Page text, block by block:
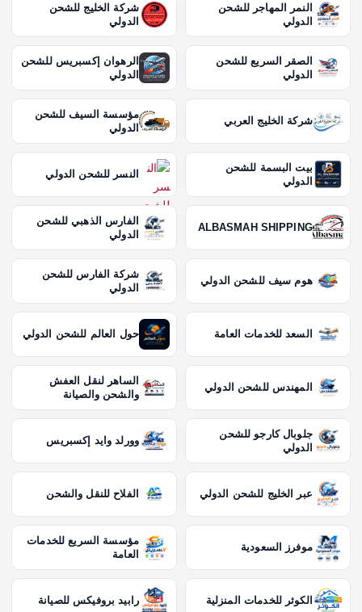
النمر المهاجر للشحن
الدولي
شركة الخليج للشحن
الدولي
الصقر السريع للشحن
الدولي
الرهوان إكسبريس للشحن
الدولي
شركة الخليج العربي
مؤسسة السيف للشحن
الدولي
بيت البسمة للشحن
الدولي
النسر للشحن الدولي
ALBASMAH SHIPPING
الفارس الذهبي للشحن
الدولي
هوم سيف للشحن الدولي
شركة الفارس للشحن
الدولي
السعد للخدمات العامة حول العالم للشحن الدولي
المهندس للشحن الدولي
الساهر لنقل العفش
والشحن والصيانة
جلوبال كارجو للشحن
الدولي
وورلد وايد إكسبريس
عبر الخليج للشحن الدولي الفلاح للنقل والشحن
موفرز السعودية
مؤسسة السريع للخدمات
العامة
الكوثر للخدمات المنزلية رابيد بروفيكس للصيانة